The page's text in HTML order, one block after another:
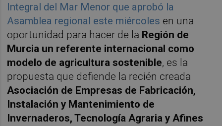
Integral del Mar Menor que aprobó la
Asamblea regional este miércoles en una
oportunidad para hacer de la Región de
Murcia un referente internacional como
modelo de agricultura sostenible, es la
propuesta que defiende la recién creada
Asociación de Empresas de Fabricación,
Instalación y Mantenimiento de
Invernaderos, Tecnología Agraria y Afines